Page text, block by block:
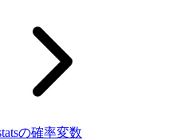
の確率変数